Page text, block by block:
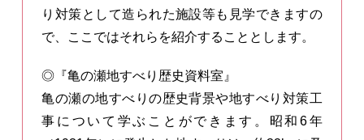
り対策として造られた施設等も見学できますの
で、ここではそれらを紹介することとします。
◎『亀の瀬地すべり歴史資料室』
亀の瀬の地すべりの歴史背景や地すべり対策工
事について学ぶことができます。昭和6年